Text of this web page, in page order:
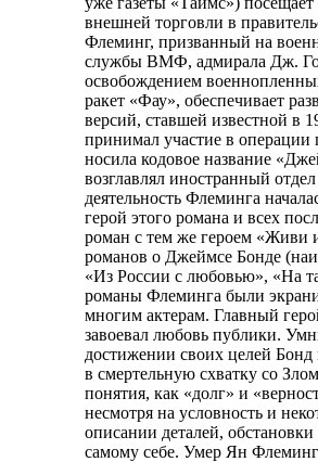
внешней торговли в
Флеминг, призванный на
службы ВМФ, адмирала Дж.
освобождением
ракет «Фау», обеспечивает
версий, ставшей известной в
принимал участие в
носила кодовое название
возглавлял иностранный
деятельность Флеминга
герой этого романа и всех
роман с тем же героем «Живи
романов о Джеймсе Бонде
«Из России с любовью», «На
романы Флеминга были
многим актерам. Главный
завоевал любовь публики.
достижении своих целей Бонд
в смертельную схватку со
понятия, как «долг» и
несмотря на условность и
описании деталей,
самому себе. Умер Ян